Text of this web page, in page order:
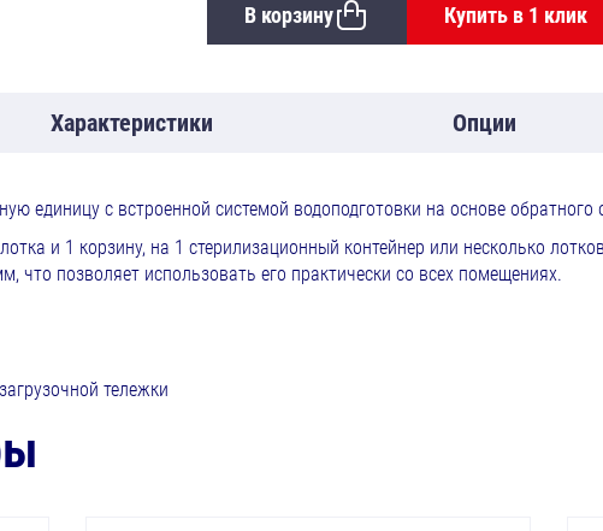
В корзину Купить в 1 клик
Характеристики Опции
единицу с встроенной системой водоподготовки на основе обратного
и 1 корзину, на 1 стерилизационный контейнер или несколько
что позволяет использовать его практически со всех помещениях.
тележки